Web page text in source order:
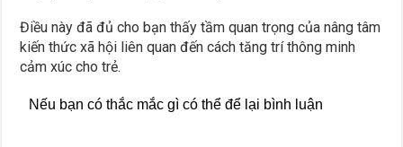
Điều này đã đủ cho bạn thấy tầm quan trọng của nâng tâm
kiến thức xã hội liên quan đến cách tăng trí thông minh
cảm xúc cho trẻ.
Nếu bạn có thắc mắc gì có thể để lại bình luận